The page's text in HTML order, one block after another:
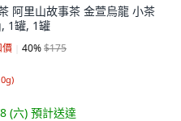
阿里山故事茶 金萱烏龍 小茶
1罐, 1罐
價 40%$175
)
(六) 預計送達